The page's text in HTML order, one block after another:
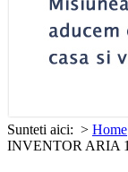
Sunteti aici: > Home
INVENTOR ARIA